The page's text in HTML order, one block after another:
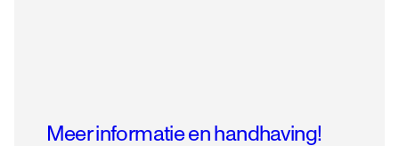
Meer informatie en handhaving!